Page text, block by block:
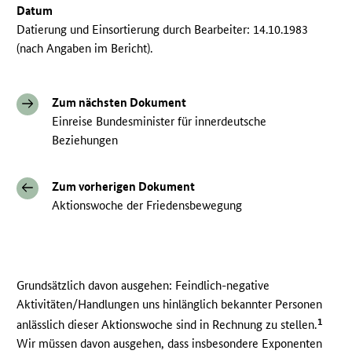
Datum
Datierung und Einsortierung durch Bearbeiter: 14.10.1983
(nach Angaben im Bericht).
Zum nächsten Dokument
Einreise Bundesminister für innerdeutsche
Beziehungen
Zum vorherigen Dokument
Aktionswoche der Friedensbewegung
Grundsätzlich davon ausgehen: Feindlich-negative
Aktivitäten/Handlungen uns hinlänglich bekannter Personen
anlässlich dieser Aktionswoche sind in Rechnung zu stellen.1
Wir müssen davon ausgehen, dass insbesondere Exponenten